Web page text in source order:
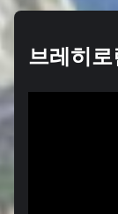
브레히